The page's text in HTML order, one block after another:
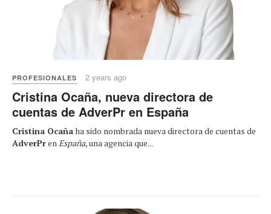
PROFESIONALES 2 years ago
Cristina Ocaña, nueva directora de
cuentas de AdverPr en España
Cristina Ocañaha sido nombrada nueva directora de cuentas de
AdverPrenEspaña, una agencia que...